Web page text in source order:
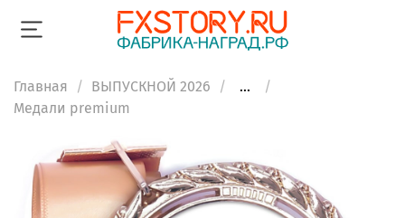
Главная ВЫПУСКНОЙ 2026
...
Медали premium